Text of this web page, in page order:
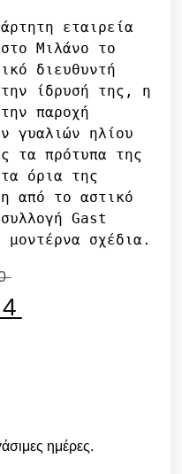
εταιρεία
Μιλάνο το
διευθυντή
ίδρυσή της, η
παροχή
γυαλιών ηλίου
τα πρότυπα της
όρια της
από το αστικό
Gast
μοντέρνα σχέδια.
ημέρες.